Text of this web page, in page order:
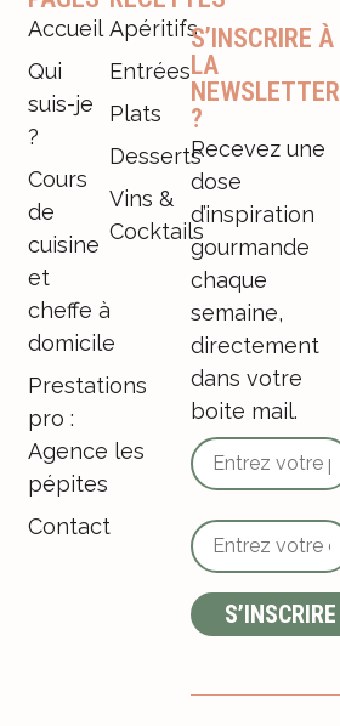
Accueil
Qui
suis-je
?
Cours
de
cuisine
et
cheffe à
domicile
Prestations
pro :
Agence les
pépites
Contact
Apéritifs
Entrées
Plats
Desserts
Vins &
Cocktails
S’INSCRIRE À
LA
NEWSLETTER
?
Recevez une
dose
d’inspiration
gourmande
chaque
semaine,
directement
dans votre
boite mail.